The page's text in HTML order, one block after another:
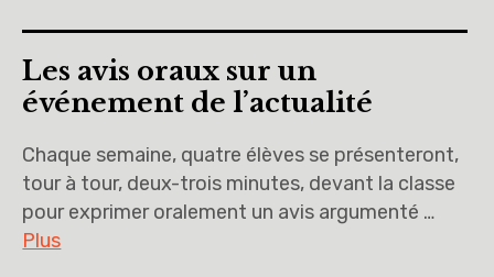
Les avis oraux sur un
événement de l’actualité
Chaque semaine, quatre élèves se présenteront,
tour à tour, deux-trois minutes, devant la classe
pour exprimer oralement un avis argumenté …
Plus